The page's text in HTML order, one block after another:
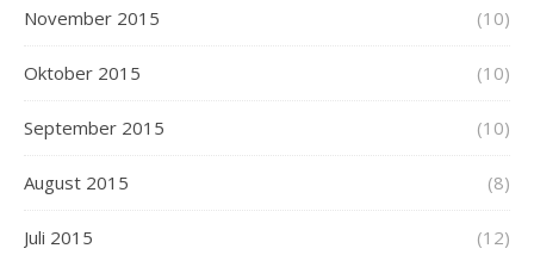
November 2015 (10)
Oktober 2015 (10)
September 2015 (10)
August 2015 (8)
Juli 2015 (12)